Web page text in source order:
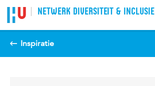
Spring naar pagina inhoud
NETWERK DIVERSITEIT & INCLUSIE
Inspiratie